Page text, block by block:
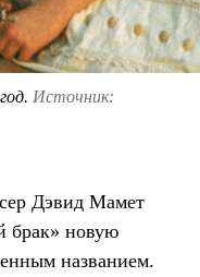
Источник:
Дэвид Мамет
брак» новую
названием.